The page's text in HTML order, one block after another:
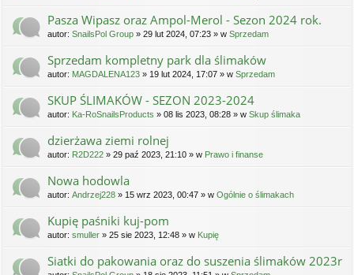
Pasza Wipasz oraz Ampol-Merol - Sezon 2024 rok.
autor: SnailsPol Group » 29 lut 2024, 07:23 » w Sprzedam
Sprzedam kompletny park dla ślimaków
autor: MAGDALENA123 » 19 lut 2024, 17:07 » w Sprzedam
SKUP ŚLIMAKÓW - SEZON 2023-2024
autor: Ka-RoSnailsProducts » 08 lis 2023, 08:28 » w Skup ślimaka
dzierżawa ziemi rolnej
autor: R2D222 » 29 paź 2023, 21:10 » w Prawo i finanse
Nowa hodowla
autor: Andrzej228 » 15 wrz 2023, 00:47 » w Ogólnie o ślimakach
Kupię paśniki kuj-pom
autor: smuller » 25 sie 2023, 12:48 » w Kupię
Siatki do pakowania oraz do suszenia ślimaków 2023r